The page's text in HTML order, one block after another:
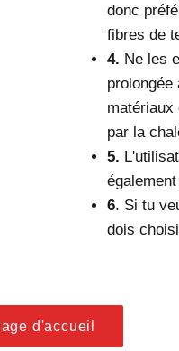
donc
fibres de
4. Ne les
matériaux
par la
5. L
6. Si tu
dois
d'accueil